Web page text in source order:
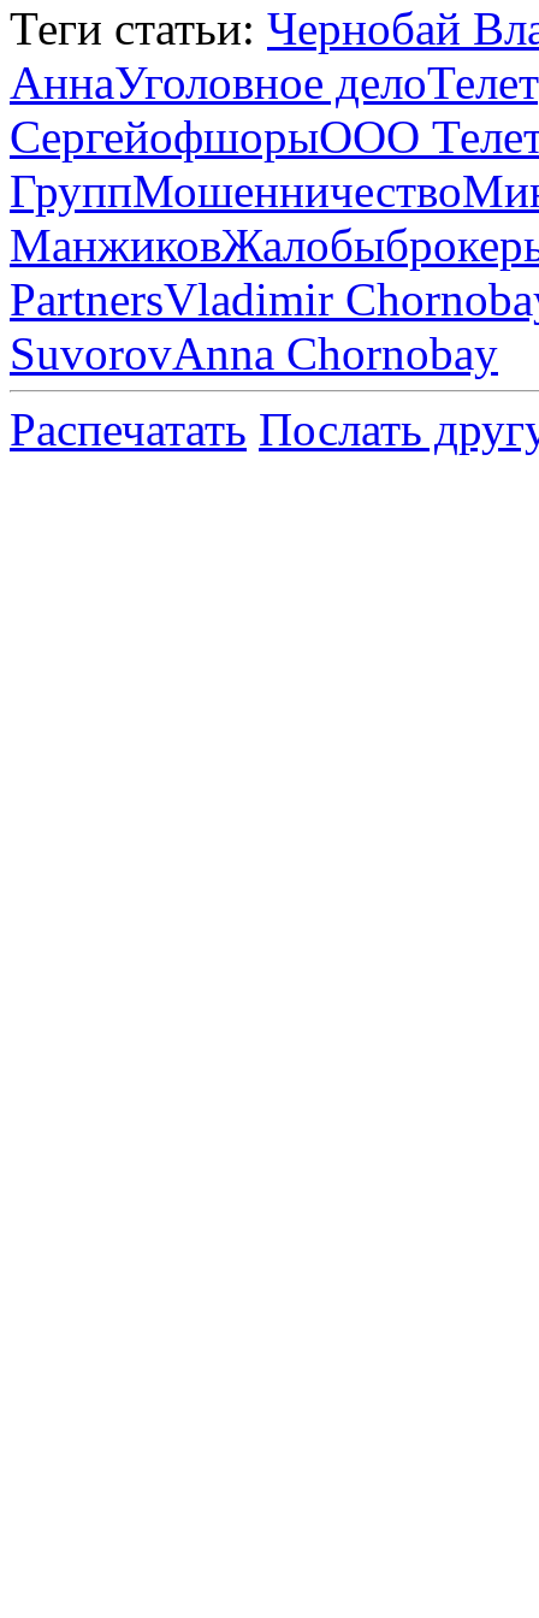
Теги статьи: Чернобай
АннаУголовное дело
СергейофшорыООО
ГруппМошенничество
МанжиковЖалобы
PartnersVladimir
SuvorovAnna Chornobay
Распечатать Послать